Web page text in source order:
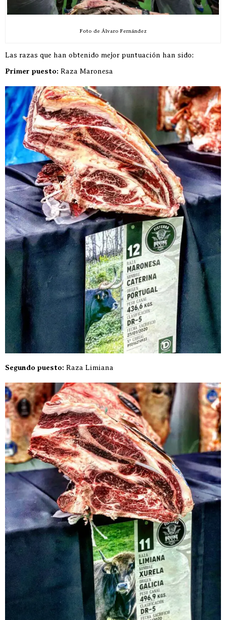
Foto de Álvaro Fernández
Las razas que han obtenido mejor puntuación han sido:
Primer puesto: Raza Maronesa
Segundo puesto: Raza Limiana